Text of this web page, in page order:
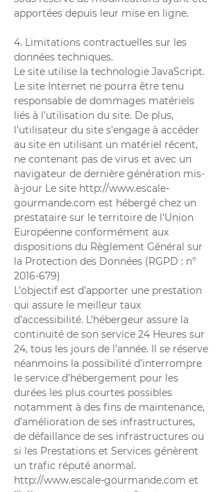
apportées depuis leur mise en ligne.
4. Limitations contractuelles sur les
données techniques.
Le site utilise la technologie JavaScript.
Le site Internet ne pourra être tenu
responsable de dommages matériels
liés à l’utilisation du site. De plus,
l’utilisateur du site s’engage à accéder
au site en utilisant un matériel récent,
ne contenant pas de virus et avec un
navigateur de dernière génération mis-
à-jour Le site http://www.escale-
gourmande.com est hébergé chez un
prestataire sur le territoire de l’Union
Européenne conformément aux
dispositions du Règlement Général sur
la Protection des Données (RGPD : n°
2016-679)
L’objectif est d’apporter une prestation
qui assure le meilleur taux
d’accessibilité. L’hébergeur assure la
continuité de son service 24 Heures sur
24, tous les jours de l’année. Il se réserve
néanmoins la possibilité d’interrompre
le service d’hébergement pour les
durées les plus courtes possibles
notamment à des fins de maintenance,
d’amélioration de ses infrastructures,
de défaillance de ses infrastructures ou
si les Prestations et Services génèrent
un trafic réputé anormal.
http://www.escale-gourmande.com et